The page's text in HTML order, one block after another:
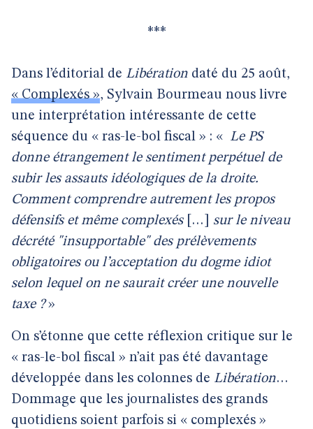
***
Dans l’éditorial de Libération daté du 25 août,
« Complexés », Sylvain Bourmeau nous livre
une interprétation intéressante de cette
séquence du « ras-le-bol fiscal » : « Le PS
donne étrangement le sentiment perpétuel de
subir les assauts idéologiques de la droite.
Comment comprendre autrement les propos
défensifs et même complexés[…] sur le niveau
décrété "insupportable" des prélèvements
obligatoires ou l’acceptation du dogme idiot
selon lequel on ne saurait créer une nouvelle
taxe ?»
On s’étonne que cette réflexion critique sur le
« ras-le-bol fiscal » n’ait pas été davantage
développée dans les colonnes de Libération…
Dommage que les journalistes des grands
quotidiens soient parfois si « complexés »